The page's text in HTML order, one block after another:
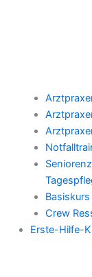
Crew
Erste-Hilfe-